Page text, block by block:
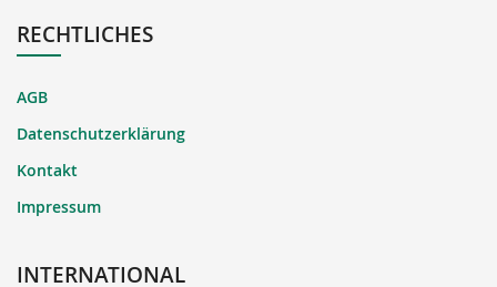
RECHTLICHES
AGB
Datenschutzerklärung
Kontakt
Impressum
INTERNATIONAL